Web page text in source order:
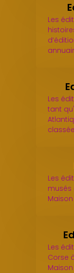
Les
Les
tant
Les
musés
Les
Corse